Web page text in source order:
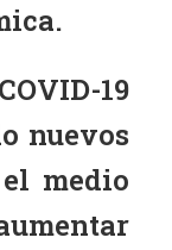
19
nuevos
medio